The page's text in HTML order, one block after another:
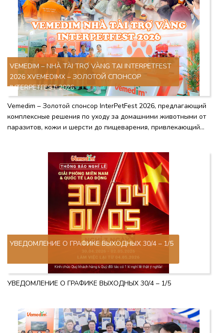
VEMEDIM – NHÀ TÀI TRỢ VÀNG TẠI INTERPETFEST
2026 XVEMEDIMX – ЗОЛОТОЙ СПОНСОР
INTERPETFEST 2026
Vemedim – Золотой спонсор InterPetFest 2026, предлагающий
комплексные решения по уходу за домашними животными от
паразитов, кожи и шерсти до пищеварения, привлекающий
УВЕДОМЛЕНИЕ О ГРАФИКЕ ВЫХОДНЫХ 30/4 – 1/5
УВЕДОМЛЕНИЕ О ГРАФИКЕ ВЫХОДНЫХ 30/4 – 1/5